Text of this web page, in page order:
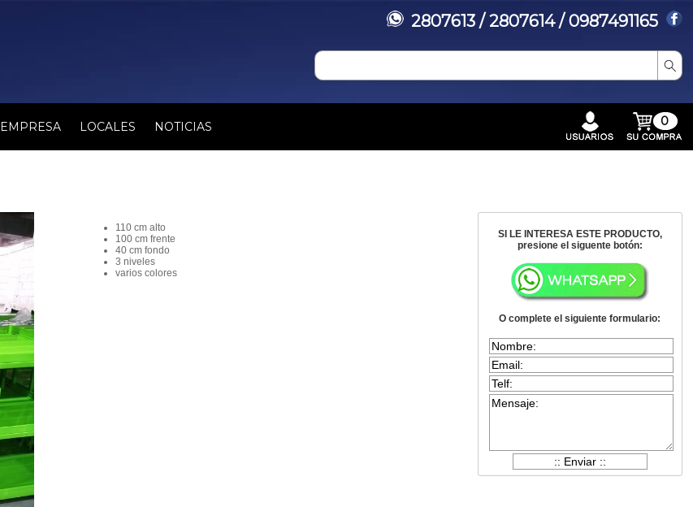
2807613 / 2807614 / 0987491165
0
EMPRESA LOCALES NOTICIAS
110 cm alto
100 cm frente
40 cm fondo
3 niveles
varios colores
SI LE INTERESA ESTE PRODUCTO,
presione el siguente botón:
O complete el siguiente formulario: